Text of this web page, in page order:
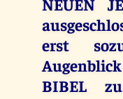
erst
BIBEL